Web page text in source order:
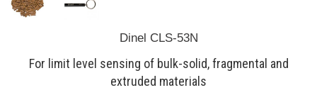
Dinel CLS-53N
For limit level sensing of bulk-solid, fragmental and
extruded materials